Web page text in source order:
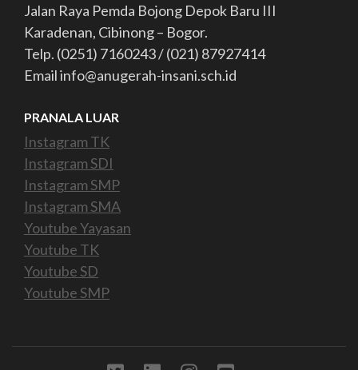
Jalan Raya Pemda Bojong Depok Baru III
Karadenan, Cibinong – Bogor.
Telp. (0251) 7160243 / (021) 87927414
Email info@anugerah-insani.sch.id
PRANALA LUAR
Instagram TK
Instagram SDI
Instagram SMP
Instagram SMA
Youtube Yayasan
Youtube TK
Youtube SD
Youtube SMP